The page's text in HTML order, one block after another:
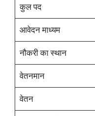
कुल पद
आवेदन माध्यम
नौकरी का स्थान
वेतनमान
वेतन